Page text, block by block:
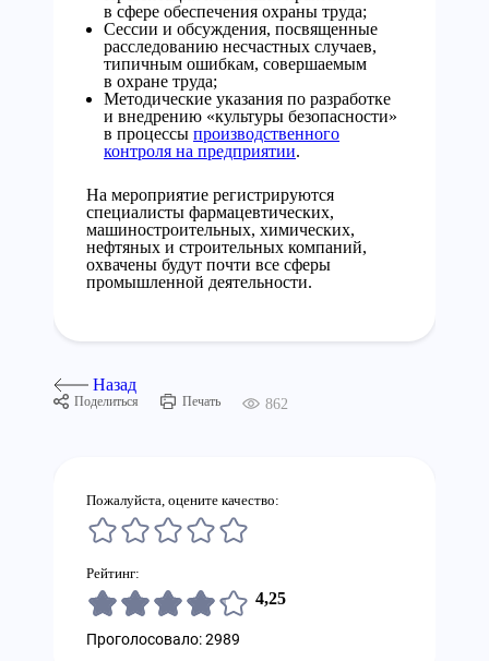
в сфере обеспечения охраны труда;
Сессии и обсуждения, посвященные
расследованию несчастных случаев,
типичным ошибкам, совершаемым
в охране труда;
Методические указания по разработке
и внедрению «культуры безопасности»
в процессы производственного
контроля на предприятии.
На мероприятие регистрируются
специалисты фармацевтических,
машиностроительных, химических,
нефтяных и строительных компаний,
охвачены будут почти все сферы
промышленной деятельности.
Назад
Поделиться Печать 862
Пожалуйста, оцените качество:
Рейтинг:
4,25
Проголосовало: 2989